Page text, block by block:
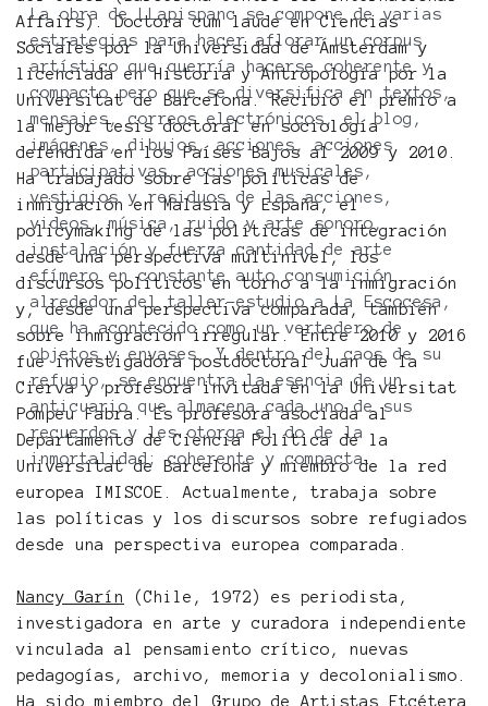
La obra de LLapispanc se compone de varias
estrategias para hacer aflorar un corpus
artístico que querría hacerse coherente y
compacto pero que se diversifica en textos,
mensajes, correos electrónicos, el blog,
imágenes, dibujos, acciones, acciones
participativas, acciones musicales,
vestigios y residuos de las acciones,
videos, música, ruido y arte sonoro,
instalación y fuerza cantidad de arte
efímero en constante auto consumición
alrededor del taller-estudio a La Escocesa,
que ha acontecido como un vertedero de
objetos y envases. Y dentro del caos de su
refugio, se encuentra la esencia de un
anticuario que almacena cada uno de sus
recuerdos y les otorga el do de la
inmortalidad; coherente y compacta.
Affairs). Doctora cum laude en Ciencias
Sociales por la Universidad de Ámsterdam y
licenciada en Historia y Antropología por la
Universitat de Barcelona. Recibió el premio a
la mejor tesis doctoral en sociología
defendida en los Países Bajos al 2009 y 2010.
Ha trabajado sobre las políticas de
inmigración en Malasia y España, el
policymaking de las políticas de integración
desde una perspectiva multinivel, los
discursos políticos en torno a la inmigración
y, desde una perspectiva comparada, también
sobre inmigración irregular. Entre 2010 y 2016
fue investigadora postdoctoral Juan de la
Cierva y profesora invitada en la Universitat
Pompeu Fabra. Es profesora asociada al
Departamento de Ciencia Política de la
Universitat de Barcelona y miembro de la red
europea IMISCOE. Actualmente, trabaja sobre
las políticas y los discursos sobre refugiados
desde una perspectiva europea comparada.
Nancy Garín
(Chile, 1972) es periodista,
investigadora en arte y curadora independiente
vinculada al pensamiento crítico, nuevas
pedagogías, archivo, memoria y decolonialismo.
Ha sido miembro del Grupo de Artistas Etcétera